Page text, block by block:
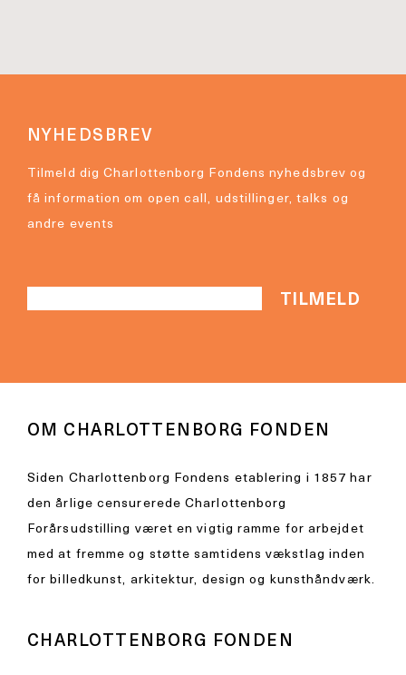
NYHEDSBREV
Tilmeld dig Charlottenborg Fondens nyhedsbrev og
få information om open call, udstillinger, talks og
andre events
OM CHARLOTTENBORG FONDEN
Siden Charlottenborg Fondens etablering i 1857 har
den årlige censurerede Charlottenborg
Forårsudstilling været en vigtig ramme for arbejdet
med at fremme og støtte samtidens vækstlag inden
for billedkunst, arkitektur, design og kunsthåndværk.
CHARLOTTENBORG FONDEN